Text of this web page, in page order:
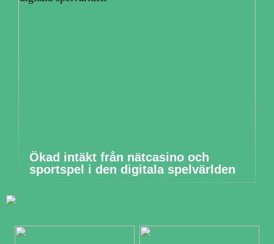
Ökad intäkt från nätcasino och
sportspel i den digitala spelvärlden